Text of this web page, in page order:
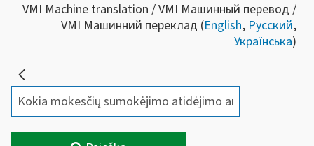
VMI Machine translation / VMI Машинный перевод /
VMI Машинний переклад (English, Русский,
Українська)